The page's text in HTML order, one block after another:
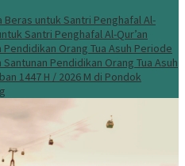
untuk Santri Penghafal Al-
Santri Penghafal Al-Qur’an
Orang Tua Asuh Periode
Pendidikan Orang Tua Asuh
1447 H / 2026 M di Pondok